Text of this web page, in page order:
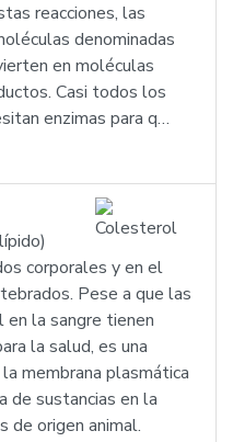
reacciones, las
denominadas
en moléculas
Casi todos los
enzimas para q…
corporales y en el
Pese a que las
la sangre tienen
la salud, es una
membrana plasmática
de sustancias en la
de origen animal.